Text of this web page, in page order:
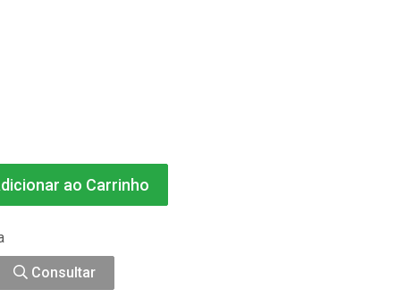
ao Carrinho
Consultar